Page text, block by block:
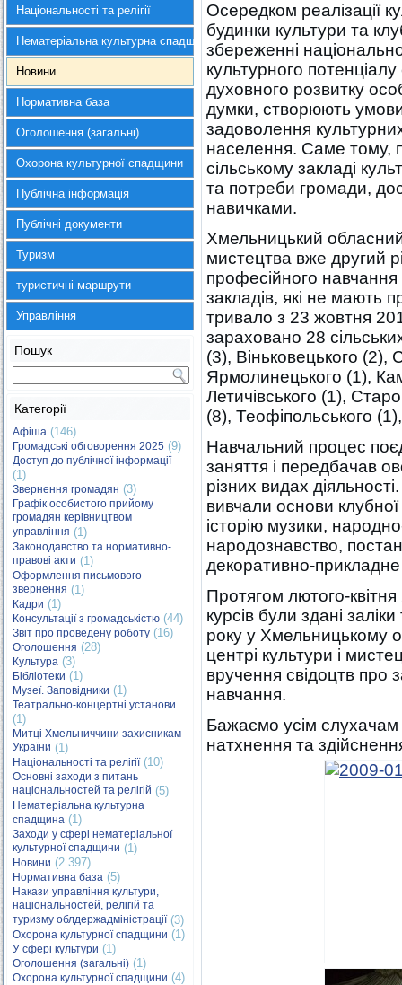
Національності та релігії
Нематеріальна культурна спадщина
Новини
Нормативна база
Оголошення (загальні)
Охорона культурної спадщини
Публічна інформація
Публічні документи
Туризм
туристичні маршрути
Управління
Пошук
Категорії
Афіша (146)
Громадські обговорення 2025 (9)
Доступ до публічної інформації
(1)
Звернення громадян (3)
Графік особистого прийому
громадян керівництвом
управління (1)
Законодавство та нормативно-
правові акти (1)
Оформлення письмового
звернення (1)
Кадри (1)
Консультації з громадськістю (44)
Звіт про проведену роботу (16)
Оголошення (28)
Культура (3)
Бібліотеки (1)
Музеї. Заповідники (1)
Театрально-концертні установи
(1)
Митці Хмельниччини захисникам
України (1)
Національності та релігії(10)
Основні заходи з питань
національностей та релігій (5)
Нематеріальна культурна
спадщина (1)
Заходи у сфері нематеріальної
культурної спадщини (1)
Новини (2 397)
Нормативна база (5)
Накази управління культури,
національностей, релігій та
туризму облдержадміністрації(3)
Охорона культурної спадщини (1)
У сфері культури (1)
Оголошення (загальні) (1)
Охорона культурної спадщини (4)
Осередком реалізації
будинки культури та
збереженні
культурного
духовного розвитку
думки, створюють
задоволення культурних
населення. Саме тому,
сільському закладі
та потреби громади,
навичками.
Хмельницький
мистецтва вже другий
професійного навчання
закладів, які не мають
тривало з 23 жовтня
зараховано 28
(3), Віньковецького (2),
Ярмолинецького (1),
Летичівського (1),
(8), Теофіпольського
Навчальний процес
заняття і передбачав
різних видах
вивчали основи
історію музики,
народознавство,
декоративно-
Протягом лютого-
курсів були здані
року у Хмельницькому
центрі культури і
вручення свідоцтв про
навчання.
Бажаємо усім слухачам
натхнення та